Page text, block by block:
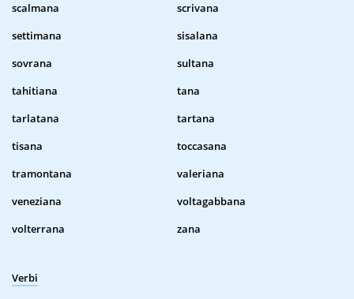
scalmana
scrivana
settimana
sisalana
sovrana
sultana
tahitiana
tana
tarlatana
tartana
tisana
toccasana
tramontana
valeriana
veneziana
voltagabbana
volterrana
zana
Verbi